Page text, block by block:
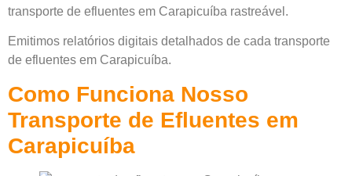
transporte de efluentes em Carapicuíba rastreável.
Emitimos relatórios digitais detalhados de cada transporte
de efluentes em Carapicuíba.
Como Funciona Nosso
Transporte de Efluentes em
Carapicuíba